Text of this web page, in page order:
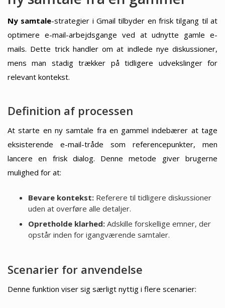
Ny samtale-strategier i Gmail tilbyder en frisk tilgang til at
optimere e-mail-arbejdsgange ved at udnytte gamle e-
mails. Dette trick handler om at indlede nye diskussioner,
mens man stadig trækker på tidligere udvekslinger for
relevant kontekst.
Definition af processen
At starte en ny samtale fra en gammel indebærer at tage
eksisterende e-mail-tråde som referencepunkter, men
lancere en frisk dialog. Denne metode giver brugerne
mulighed for at:
Bevare kontekst:Referere til tidligere diskussioner
uden at overføre alle detaljer.
Opretholde klarhed:Adskille forskellige emner, der
opstår inden for igangværende samtaler.
Scenarier for anvendelse
Denne funktion viser sig særligt nyttig i flere scenarier: